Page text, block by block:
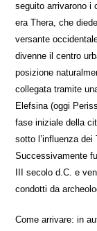
seguito arrivarono i
era Thera, che
versante
divenne il centro
posizione
collegata tramite
Elefsina (oggi
fase iniziale della
sotto l’influenza dei
Successivamente
III secolo d.C. e
condotti da
Come arrivare: in